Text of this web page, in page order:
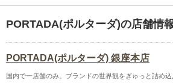
PORTADA(ポルターダ)の店舗情
PORTADA(ポルターダ) 銀座本店
国内で一店舗のみ。ブランドの世界観をぎゅっと詰め込